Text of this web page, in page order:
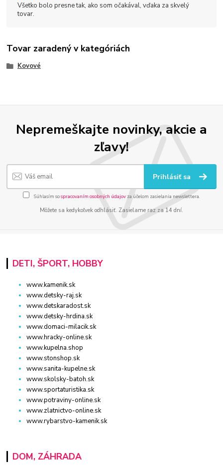
Všetko bolo presne tak, ako som očakával, vďaka za skvelý
tovar.
Tovar zaradený v kategóriách
Kovové
Nepremeškajte novinky, akcie a
zľavy!
Prihlásiť sa
Súhlasím sospracovaním osobných údajov za účelom zasielania newslettera.
Môžete sa kedykoľvek odhlásiť. Zasielame raz za 14 dní.
DETI, ŠPORT, HOBBY
www.kamenik.sk
www.detsky-raj.sk
www.detskaradost.sk
www.detsky-hrdina.sk
www.domaci-milacik.sk
www.hracky-online.sk
www.kupelna.shop
www.stonshop.sk
www.sanita-kupelne.sk
www.skolsky-batoh.sk
www.sportaturistika.sk
www.potraviny-online.sk
www.zlatnictvo-online.sk
www.rybarstvo-kamenik.sk
DOM, ZÁHRADA